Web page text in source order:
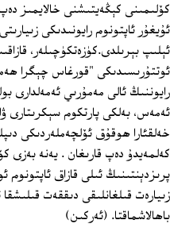
كۆلىمىنى كېڭەيتىشنى خالايمىز
ئېلىپ بېرىلدى.كۈزەتكۈچىلەر،
ئوتتۇرىسىدىكى "قورغاس چېگرا
رايوننىڭ ئالى مەمۇرىي ئەمەلدارى
ئەمەس، بەلكى پارتكوم سېكرىتارى
خەلقئارا ھوقۇق ئۆلچەملەردىكى
كەلمەيدۇ دەپ قارىغان . يەنە بەزى
پرىزدېنتىنىڭ ئىلى قازاق
زىيارەت قىلغانلىقى دىققەت
باھالاشماقتا. (ئەركىن)